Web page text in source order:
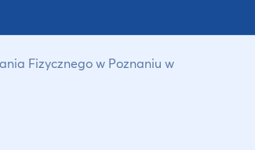
Fizycznego w Poznaniu w